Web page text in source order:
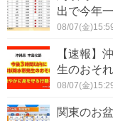
出で今年
08/07(金
【速報】
生のおそ
08/07(金
関東のお